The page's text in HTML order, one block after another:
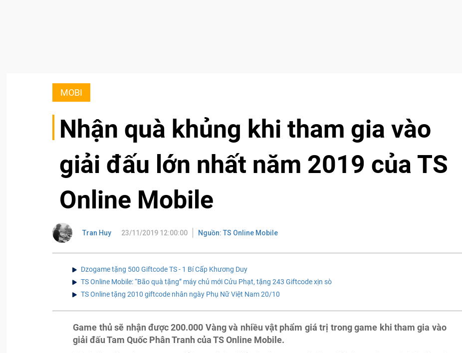
MOBI
Nhận quà khủng khi tham gia vào
giải đấu lớn nhất năm 2019 của TS
Online Mobile
Tran Huy 23/11/2019 12:00:00 Nguồn: TS Online Mobile
Dzogame tặng 500 Giftcode TS - 1 Bí Cấp Khương Duy
TS Online Mobile: “Bão quà tặng” máy chủ mới Cửu Phạt, tặng 243 Giftcode xịn sò
TS Online tặng 2010 giftcode nhân ngày Phụ Nữ Việt Nam 20/10
Game thủ sẽ nhận được 200.000 Vàng và nhiều vật phẩm giá trị trong game khi tham gia vào
giải đấu Tam Quốc Phân Tranh của TS Online Mobile.